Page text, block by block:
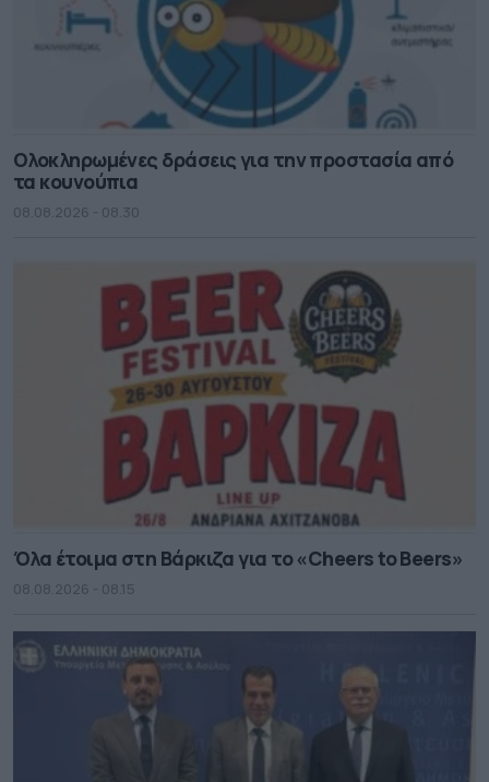
Ολοκληρωμένες δράσεις για την προστασία από
τα κουνούπια
08.08.2026 - 08.30
Όλα έτοιμα στη Βάρκιζα για το «Cheers to Beers»
08.08.2026 - 08.15